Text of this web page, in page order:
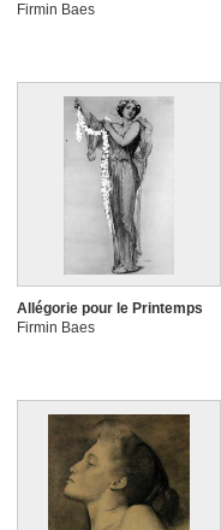
Firmin Baes
Allégorie pour le Printemps
Firmin Baes